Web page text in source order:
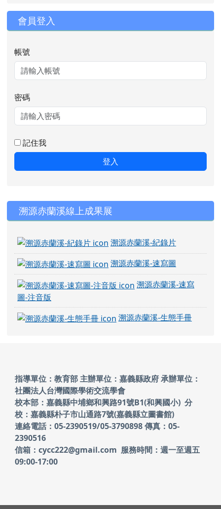
會員登入
帳號
密碼
記住我
登入
右邊區域內容
溯源赤蘭溪線上成果展
溯源赤蘭溪-紀錄片
溯源赤蘭溪-速寫圖
溯源赤蘭溪-速寫
圖-注音版
溯源赤蘭溪-生態手冊
頁尾區域內容
指導單位：教育部 主辦單位：嘉義縣政府承辦單位：
社團法人台灣國際學術交流學會
校本部：嘉義縣中埔鄉和興路91號B1(和興國小) 分
校：嘉義縣朴子市山通路7號(嘉義縣立圖書館)
連絡電話：05-2390519/05-3790898 傳真：05-
2390516
信箱：cycc222@gmail.com 服務時間：週一至週五
09:00-17:00